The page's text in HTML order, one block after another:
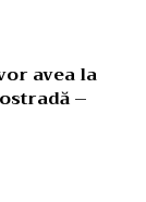
avea la
–